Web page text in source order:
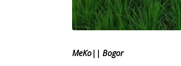
MeKo|| Bogor